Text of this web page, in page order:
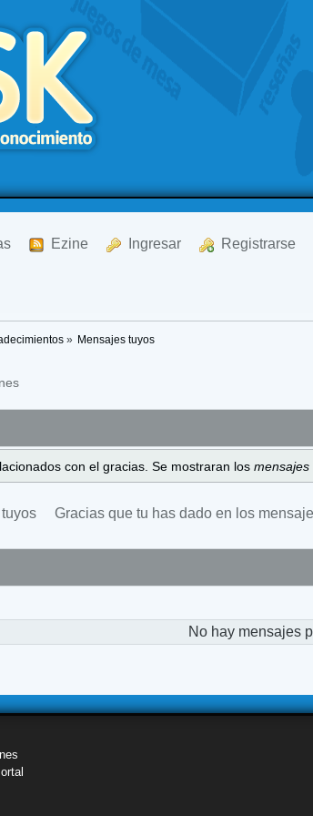
Ezine Ingresar Registrarse
» Mensajes tuyos
con el gracias. Se mostraran los mensajes
Gracias que tu has dado en los
No hay mensajes